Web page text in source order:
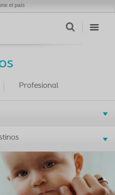
el país
Profesional